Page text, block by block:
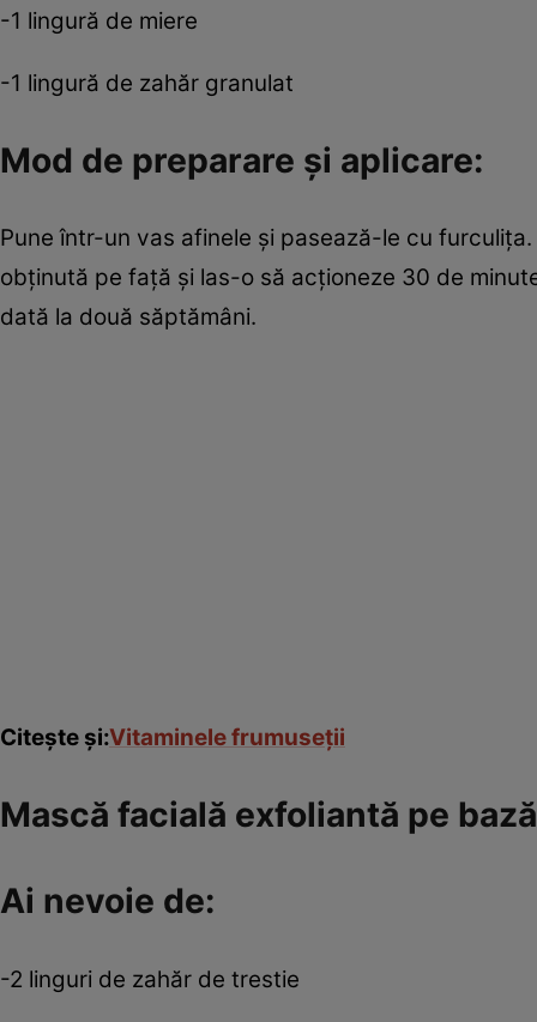
-1 lingură de miere
-1 lingură de zahăr granulat
Mod de preparare şi aplicare:
Pune într-un vas afinele şi pasează-le cu
obţinută pe faţă şi las-o să acţioneze 30 de
dată la două săptămâni.
Citeşte şi:Vitaminele frumuseţii
Mască facială exfoliantă pe
Ai nevoie de:
-2 linguri de zahăr de trestie